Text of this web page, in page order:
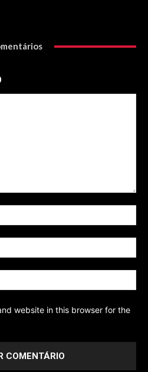
website in this browser for the